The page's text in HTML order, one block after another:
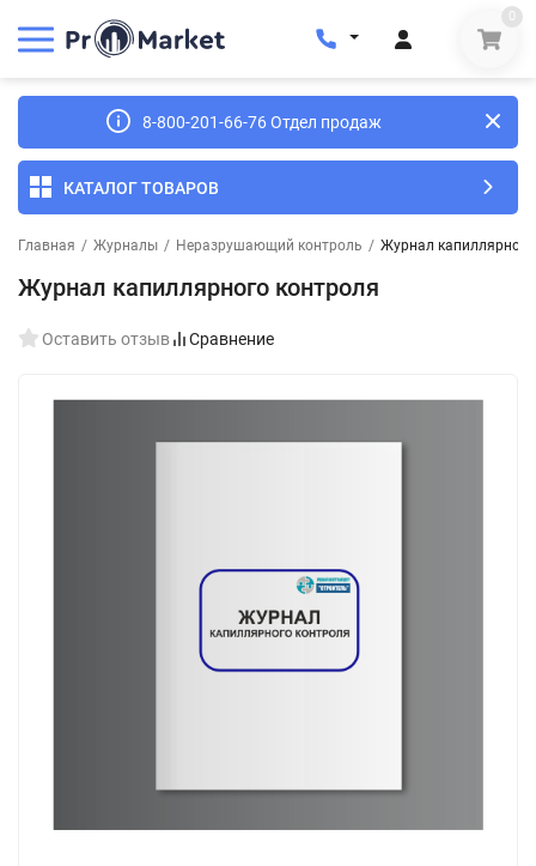
0
8-800-201-66-76 Отдел продаж
КАТАЛОГ ТОВАРОВ
Главная / Журналы / Неразрушающий контроль / Журнал
Журнал капиллярного контроля
Оставить отзыв Сравнение